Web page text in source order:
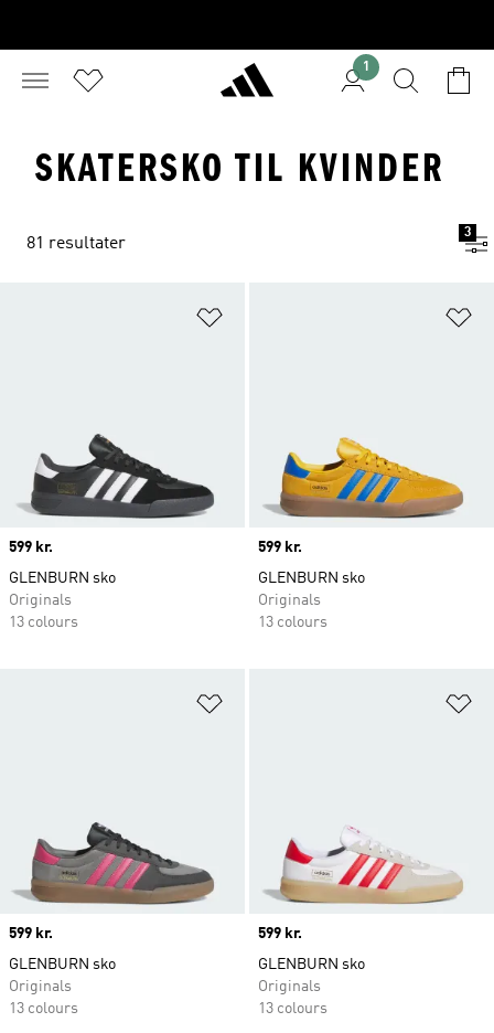
1
SKATERSKO TIL KVINDER
81 resultater
3
Price
599 kr.
GLENBURN sko
Originals
13 colours
Price
599 kr.
GLENBURN sko
Originals
13 colours
Price
599 kr.
GLENBURN sko
Originals
13 colours
Price
599 kr.
GLENBURN sko
Originals
13 colours